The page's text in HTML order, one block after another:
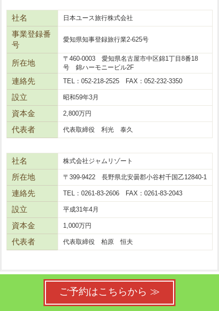
社名 日本ユース旅行株式会社
事業登録番
号
愛知県知事登録旅行業2-625号
所在地
〒460-0003 愛知県名古屋市中区錦1丁目8番18
号 錦ハーモニービル2F
連絡先 TEL：052-218-2525 FAX：052-232-3350
設立 昭和59年3月
資本金 2,800万円
代表者 代表取締役 利光 泰久
社名 株式会社ジャムリゾート
所在地 〒399-9422 長野県北安曇郡小谷村千国乙12840-1
連絡先 TEL：0261-83-2606 FAX：0261-83-2043
設立 平成31年4月
資本金 1,000万円
代表者 代表取締役 柏原 恒夫
ご予約はこちらから ≫